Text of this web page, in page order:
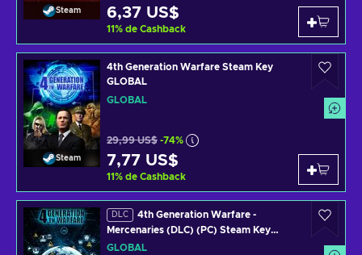
Steam 6,37 US$
11% de Cashback
Steam
4th Generation Warfare Steam Key
GLOBAL
GLOBAL
29,99 US$ -74%
7,77 US$
11% de Cashback
DLC
4th Generation Warfare -
Mercenaries (DLC) (PC) Steam Key
GLOBAL
GLOBAL